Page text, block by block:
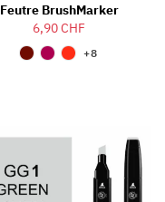
Feutre BrushMarker
6,90 CHF
+8